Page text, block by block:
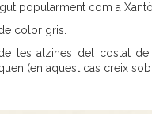
popularment com a
color gris.
les alzines del costat
(en aquest cas creix